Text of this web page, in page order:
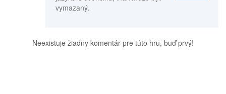
vymazaný.
Neexistuje žiadny komentár pre túto hru, buď prvý!